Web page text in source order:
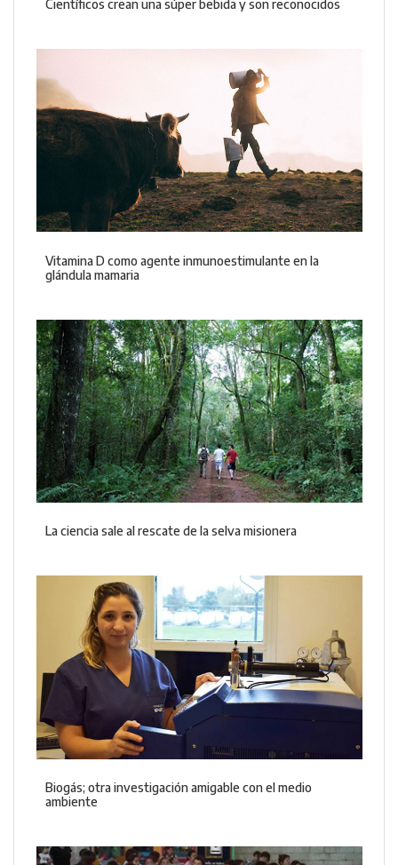
Científicos crean una súper bebida y son reconocidos
Vitamina D como agente inmunoestimulante en la
glándula mamaria
La ciencia sale al rescate de la selva misionera
Biogás; otra investigación amigable con el medio
ambiente